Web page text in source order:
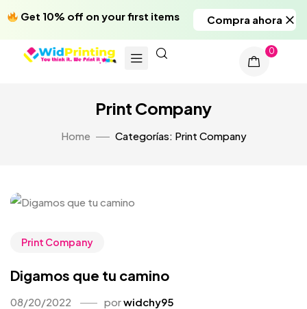
Get 10% off on your first items Compra ahora
0
Print Company
Home Categorías: Print Company
Print Company
Digamos que tu camino
08/20/2022 porwidchy95